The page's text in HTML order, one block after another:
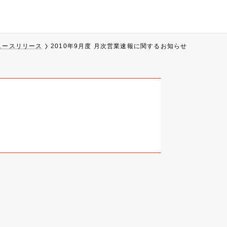
ースリリース 2010年9月度 月次営業速報に関するお知らせ